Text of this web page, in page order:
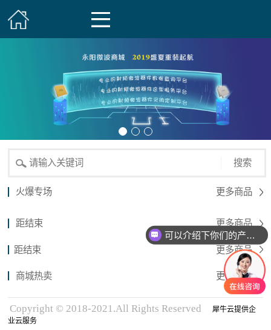
搜索
火爆专场 更多商品
距结束 更多商品
距结束 更多商品
商城热卖 更多商品
Copyright © 2018-2021.All Rights Reserved
犀牛云提供企
业云服务